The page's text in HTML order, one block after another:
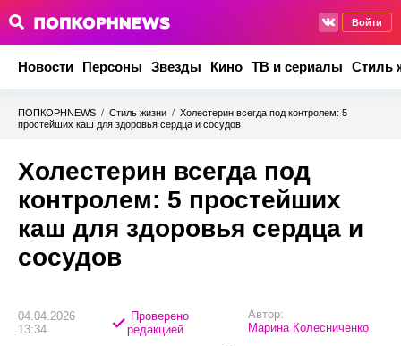
Войти
Новости Персоны Звезды Кино ТВ и сериалы Стиль
ПОПКОРНNEWS / Стиль жизни / Холестерин всегда под контролем: 5
простейших каш для здоровья сердца и сосудов
Холестерин всегда под
контролем: 5 простейших
каш для здоровья сердца и
сосудов
04.04.2026
13:34
Проверено
редакцией
Автор:
Марина Колесниченко